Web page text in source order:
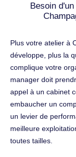
Besoin
Plus votre atelier à
développe, plus la
complique votre
manager doit
appel à un cabinet
embaucher un
un levier de
meilleure
toutes tailles.